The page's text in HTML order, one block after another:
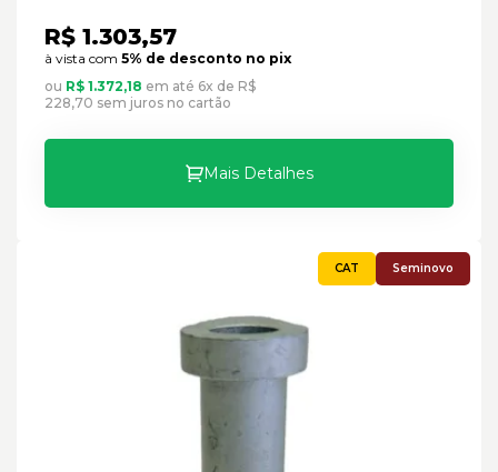
R$ 1.303,57
à vista com 5% de desconto no pix
ou R$ 1.372,18 em até 6x de R$
228,70 sem juros no cartão
Mais Detalhes
Seminovo